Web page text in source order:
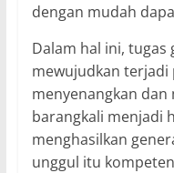
dengan mudah
Dalam hal ini,
mewujudkan terjadi
menyenangkan dan
barangkali menjadi
menghasilkan
unggul itu